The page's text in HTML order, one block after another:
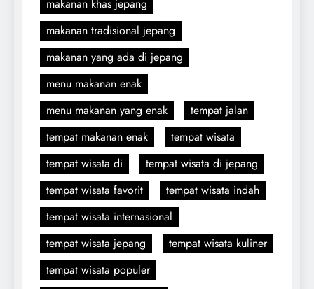
makanan khas jepang
makanan tradisional jepang
makanan yang ada di jepang
menu makanan enak
menu makanan yang enak
tempat jalan
tempat makanan enak
tempat wisata
tempat wisata di
tempat wisata di jepang
tempat wisata favorit
tempat wisata indah
tempat wisata internasional
tempat wisata jepang
tempat wisata kuliner
tempat wisata populer